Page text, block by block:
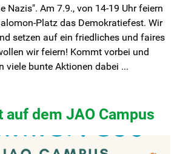
Nazis". Am 7.9., von 14-19 Uhr feiern
Platz das Demokratiefest. Wir
setzen auf ein friedliches und faires
wir feiern! Kommt vorbei und
viele bunte Aktionen dabei ...
dem JAO Campus